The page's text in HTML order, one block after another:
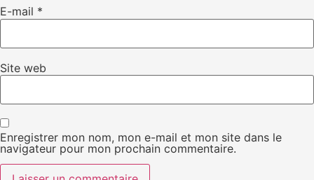
E-mail *
Site web
Enregistrer mon nom, mon e-mail et mon site dans le
navigateur pour mon prochain commentaire.